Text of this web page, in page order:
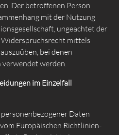
Der betroffenen Person
mit der Nutzung
ungeachtet der
mittels
bei denen
verwendet werden.
im Einzelfall
Daten
Europäischen Richtlinien-